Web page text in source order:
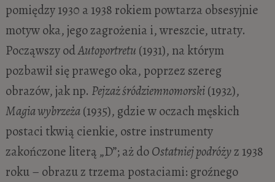
pomiędzy 1930 a 1938 rokiem powtarza obsesyjnie
motyw oka, jego zagrożenia i, wreszcie, utraty.
Począwszy odAutoportretu (1931), na którym
pozbawił się prawego oka, poprzez szereg
obrazów, jak np. Pejzaż śródziemnomorski(1932),
Magia wybrzeża(1935), gdzie w oczach męskich
postaci tkwią cienkie, ostre instrumenty
zakończone literą „D”; aż doOstatniej podróżyz 1938
roku – obrazu z trzema postaciami: groźnego